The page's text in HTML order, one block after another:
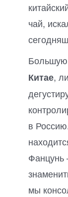
чай,
Большую
Китае,
в
Фанцунь
мы